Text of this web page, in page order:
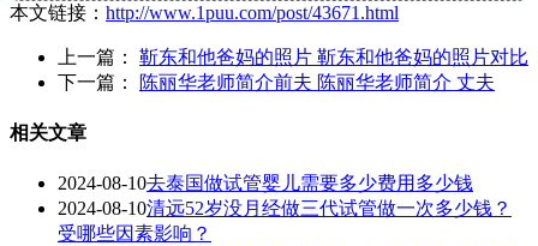
本文链接： http://www.1puu.com/post/43671.html
上一篇： 靳东和他爸妈的照片 靳东和他爸妈的照片对比
下一篇：
陈丽华老师简介前夫 陈丽华老师简介 丈夫
相关文章
2024-08-10去泰国做试管婴儿需要多少费用多少钱
2024-08-10清远52岁没月经做三代试管做一次多少钱？
受哪些因素影响？